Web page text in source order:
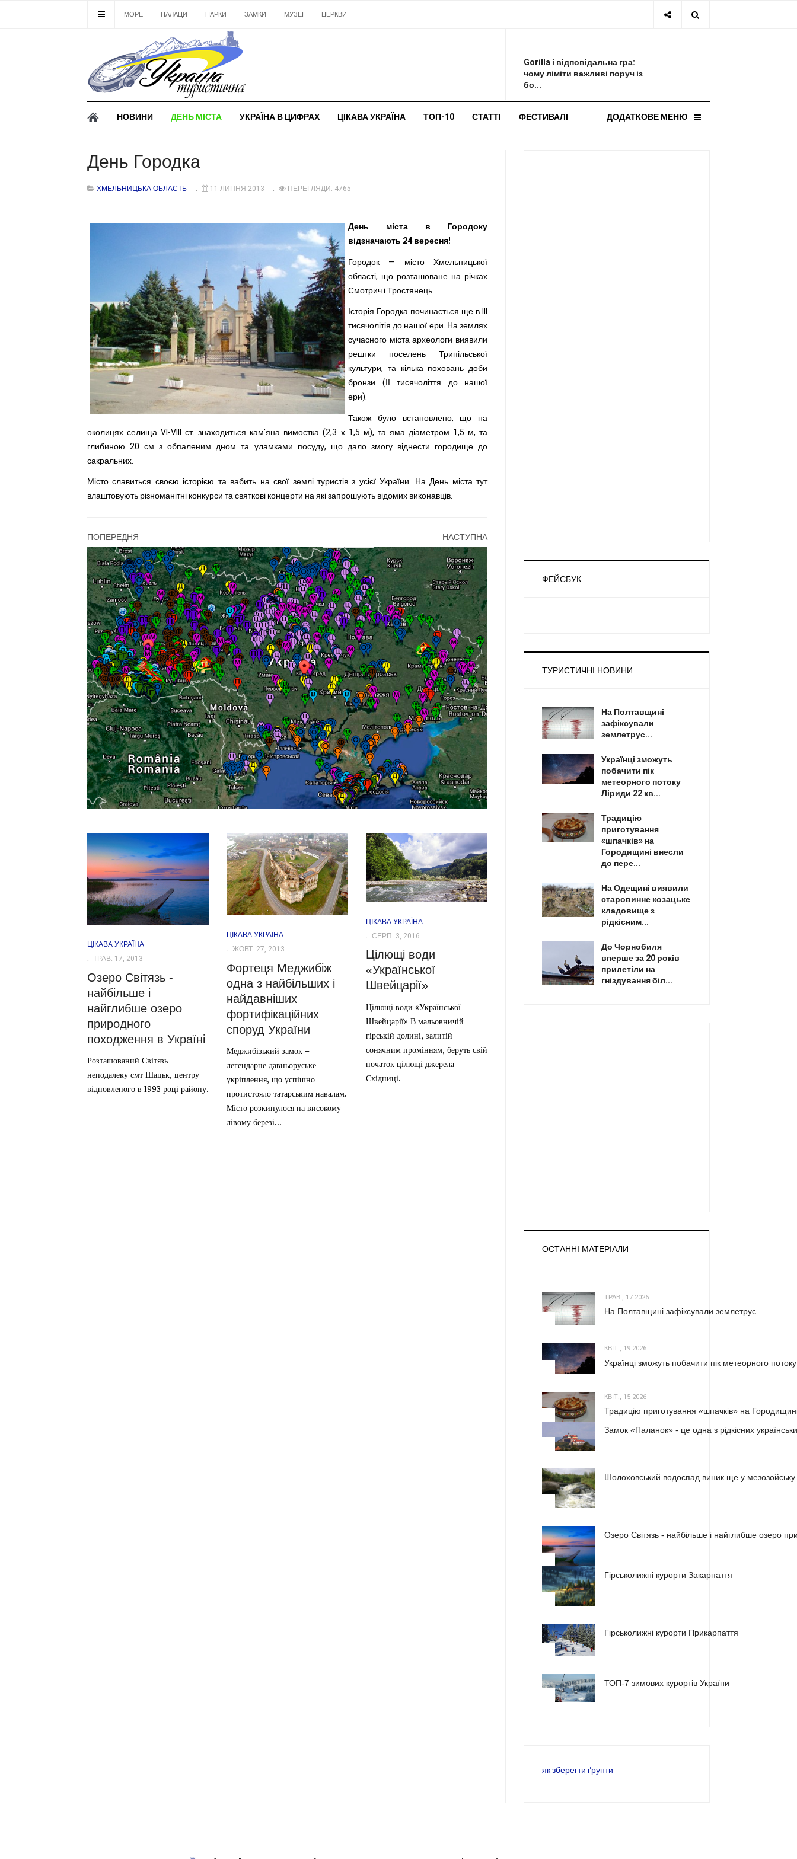
МОРЕ ПАЛАЦИ ПАРКИ ЗАМКИ МУЗЕЇ ЦЕРКВИ
Gorilla і відповідальна гра:
чому ліміти важливі поруч із
бо...
НОВИНИ ДЕНЬ МІСТА УКРАЇНА В ЦИФРАХ ЦІКАВА УКРАЇНА ТОП-10 СТАТТІ ДОДАТКОВЕ МЕНЮ
ФЕСТИВАЛІ
День Городка
ХМЕЛЬНИЦЬКА ОБЛАСТЬ 11 ЛИПНЯ 2013 ПЕРЕГЛЯДИ: 4765
День міста в Городоку
відзначають 24 вересня!
Городок — місто Хмельницької
області, що розташоване на річках
Смотрич і Тростянець.
Історія Городка починається ще в III
тисячолітія до нашої ери. На землях
сучасного міста археологи виявили
рештки поселень Трипільської
культури, та кілька поховань доби
бронзи (ІІ тисячоліття до нашої
ери).
Також було встановлено, що на
околицях селища VI-VIII ст. знаходиться кам'яна вимостка (2,3 х 1,5 м), та яма діаметром 1,5 м, та
глибиною 20 см з обпаленим дном та уламками посуду, що дало змогу віднести городище до
сакральних.
Місто славиться своєю історією та вабить на свої землі туристів з усієї України. На День міста тут
влаштовують різноманітні конкурси та святкові концерти на які запрошують відомих виконавців.
ПОПЕРЕДНЯ НАСТУПНА
ЦІКАВА УКРАЇНА
ТРАВ. 17, 2013
Озеро Світязь -
найбільше і
найглибше озеро
природного
походження в Україні
Розташований Світязь
неподалеку смт Шацьк, центру
відновленого в 1993 році району.
ЦІКАВА УКРАЇНА
ЖОВТ. 27, 2013
Фортеця Меджибіж
одна з найбільших і
найдавніших
фортифікаційних
споруд України
Меджибізький замок –
легендарне давньоруське
укріплення, що успішно
протистояло татарським навалам.
Місто розкинулося на високому
лівому березі...
ЦІКАВА УКРАЇНА
СЕРП. 3, 2016
Цілющі води
«Української
Швейцарії»
Цілющі води «Української
Швейцарії» В мальовничій
гірській долині, залитій
сонячним промінням, беруть свій
початок цілющі джерела
Східниці.
ФЕЙСБУК
ТУРИСТИЧНІ НОВИНИ
На Полтавщині
зафіксували
землетрус...
Українці зможуть
побачити пік
метеорного потоку
Ліриди 22 кв...
Традицію
приготування
«шпачків» на
Городищині внесли
до пере...
На Одещині виявили
старовинне козацьке
кладовище з
рідкісним...
До Чорнобиля
вперше за 20 років
прилетіли на
гніздування біл...
ОСТАННІ МАТЕРІАЛИ
ТРАВ., 17 2026
На Полтавщині зафіксували землетрус
КВІТ., 19 2026
Українці зможуть побачити пік метеорного
КВІТ., 15 2026
Традицію приготування «шпачків» на
Замок «Паланок» - це одна з рідкісних
Шолоховський водоспад виник ще у мезозойську
Озеро Світязь - найбільше і найглибше озеро
Гірськолижні курорти Закарпаття
Гірськолижні курорти Прикарпаття
ТОП-7 зимових курортів України
як зберегти ґрунти